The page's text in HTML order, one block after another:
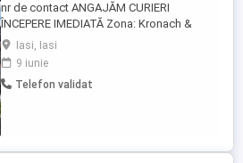
nr de contact ANGAJĂM CURIERI
ÎNCEPERE IMEDIATĂ Zona: Kronach &
Kulmbach, Germania Salariu: între 1.800 și
2.700 lună Contract de muncă german
Începere imediată Condiții bune de cazare
Cazare disponibilă: - Cameră individuală -
Iasi, Iasi
9 iunie
Telefon validat